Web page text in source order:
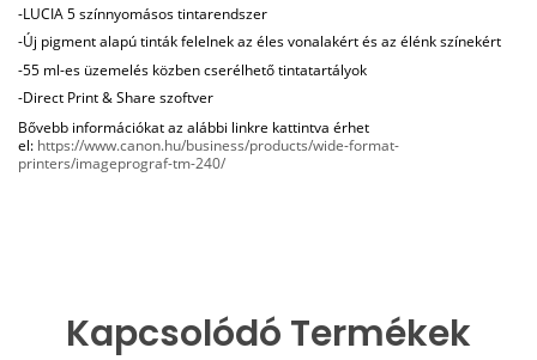
-LUCIA 5 színnyomásos tintarendszer
-Új pigment alapú tinták felelnek az éles vonalakért és az élénk színekért
-55 ml-es üzemelés közben cserélhető tintatartályok
-Direct Print & Share szoftver
Bővebb információkat az alábbi linkre kattintva érhet
el: https://www.canon.hu/business/products/wide-format-
printers/imageprograf-tm-240/
Kapcsolódó Termékek